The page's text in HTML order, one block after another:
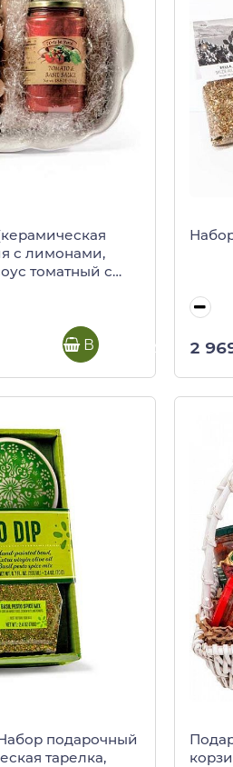
с лимонами,
томатный с
В корзину 2
тарелка,